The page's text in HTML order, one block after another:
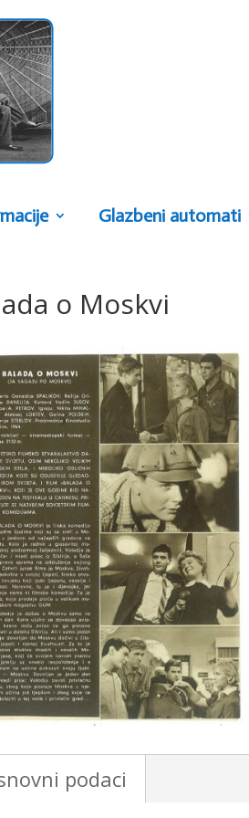
Glazbeni automati
o Moskvi
podaci